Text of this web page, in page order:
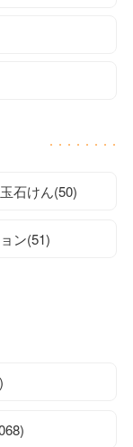
石けん(50)
ン(51)